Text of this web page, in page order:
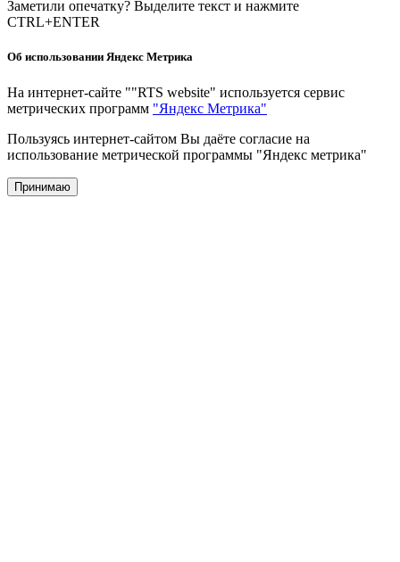
Заметили опечатку? Выделите текст и нажмите
CTRL+ENTER
Об использовании Яндекс Метрика
На интернет-сайте ""RTS website" используется сервис
метрических программ "Яндекс Метрика"
Пользуясь интернет-сайтом Вы даёте согласие на
использование метрической программы "Яндекс метрика"
Принимаю